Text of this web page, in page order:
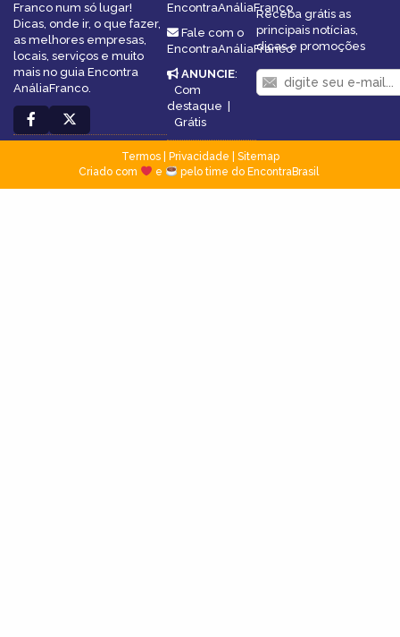
Franco num só lugar!
Dicas, onde ir, o que fazer,
as melhores empresas,
locais, serviços e muito
mais no guia Encontra
AnáliaFranco.
EncontraAnáliaFranco
Fale com o
EncontraAnáliaFranco
ANUNCIE:
Com
destaque
Grátis
Receba grátis as
principais notícias,
dicas e promoções
Termos| Privacidade
Sitemap
Criado com
e pelo time do EncontraBrasil